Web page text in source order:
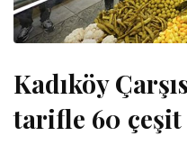
Kadıköy
tarifle 60